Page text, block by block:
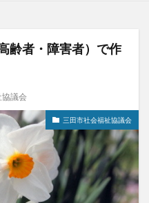
齢者・障害者）で作
協議会
三田市社会福祉協議会